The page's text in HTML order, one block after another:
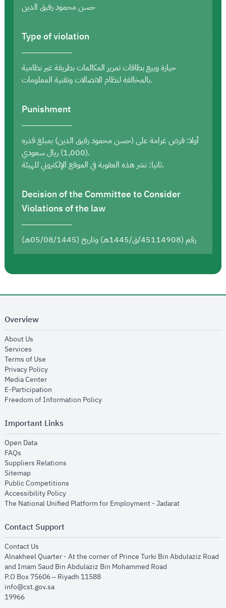
حسن محمود رفيق الدين
Type of violation
حيازة وبيع بطاقات تمرير المكالمات بطريقة غير نظامية
بالمخالفة لنظام الاتصالات وتقنية المعلومات.
Punishment
أولا: فرض غرامة على (حسن محمود رفيق الدين) بمبلغ قدره
(1,000) ريال سعودي.
ثانيا: نشر هذه العقوبة في الموقع الإلكتروني للهيئة.
Decision of the Committee to Consider
Violations of the law
رقم (45114908/ق/1445هـ) وتاريخ (05/08/1445هـ)
Overview
About Us
Services
Terms of Use
Privacy Policyopens in new window
Media Centeropens in new window
E-Participation
Freedom of Information Policyopens in new window
Important Links
Open Dataopens in new window
FAQs
Suppliers Relations
Sitemapopens in new window
Public Competitions
Accessibility Policyopens in new window
The National Unified Platform for Employment - Jadaratopens in new
Contact Support
Contact Us
Alnakheel Quarter - At the corner of Prince Turki Bin Abdulaziz Road
and Imam Saud Bin Abdulaziz Bin Mohammed Road​
P.O Box 75606 – Riyadh 11588
info@cst.gov.sa
19966